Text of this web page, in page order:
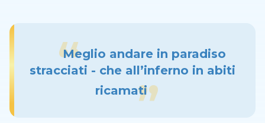
Meglio andare in paradiso
stracciati - che all’inferno in abiti
ricamati